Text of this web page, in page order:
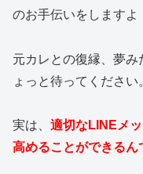
のお手伝いをしますよ
元カレとの復縁、夢
ょっと待ってください
実は、 適切なLINEメ
高めることができるん